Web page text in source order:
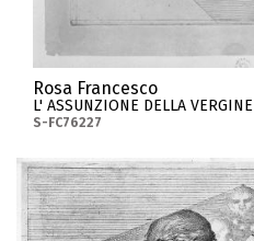
Rosa Francesco
L' ASSUNZIONE DELLA VERGINE
S-FC76227